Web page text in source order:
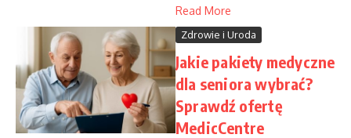
Read More
Zdrowie i Uroda
Jakie pakiety medyczne
dla seniora wybrać?
Sprawdź ofertę
MedicCentre